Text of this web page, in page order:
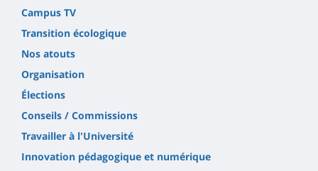
Campus TV
Transition écologique
Nos atouts
Organisation
Élections
Conseils / Commissions
Travailler à l'Université
Innovation pédagogique et numérique